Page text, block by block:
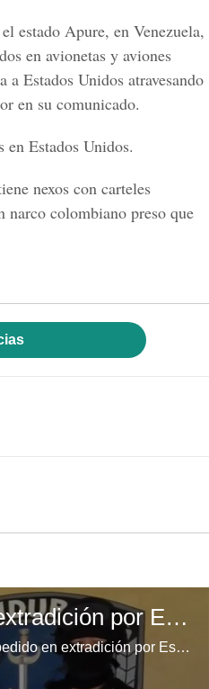
estado Apure, en Venezuela,
en avionetas y aviones
Estados Unidos atravesando
en su comunicado.
Estados Unidos.
nexos con carteles
colombiano preso que
Capturan a hondureño pedido en extradición por Estados Unidos
El ciudadano hondureño Sergio Neptalí Mejía Duarte pedido en extradición por Estados Unidos fue presentado este lunes ante los medios de comunicación luego de su captura el domingo. (Video: Emilio Flores)